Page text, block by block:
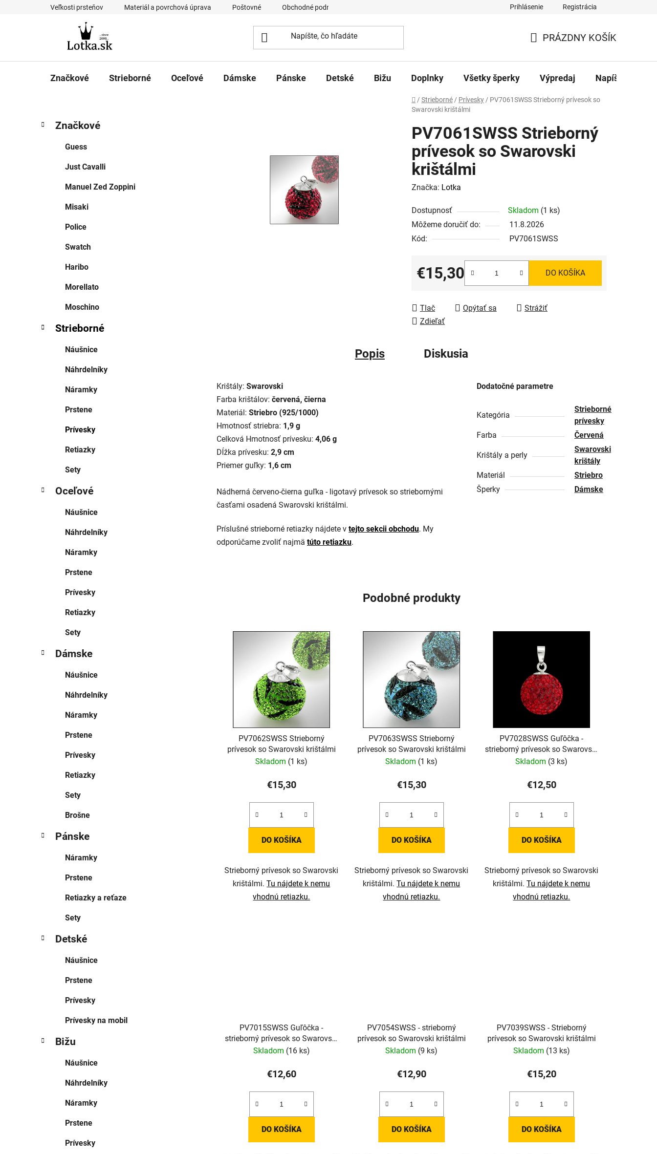
Veľkosti prsteňov Materiál a povrchová úprava Poštovné Obchodné podmienky Prihlásenie Registrácia
KOŠÍK
PRÁZDNY KOŠÍK
Značkové Strieborné Oceľové Dámske Pánske Detské Bižu Doplnky Všetky šperky Výpredaj Napíšte nám
Domov
/ Strieborné / Prívesky / PV7061SWSS Strieborný prívesok so
Swarovski krištálmi
B
kategórie
a
Značkové
Guess
Just Cavalli
Manuel Zed Zoppini
Misaki
Police
Swatch
Haribo
Morellato
Moschino
Strieborné
Náušnice
Náhrdelníky
Náramky
Prstene
Prívesky
Retiazky
Sety
Oceľové
Náušnice
Náhrdelníky
Náramky
Prstene
Prívesky
Retiazky
Sety
Dámske
Náušnice
Náhrdelníky
Náramky
Prstene
Prívesky
Retiazky
Sety
Brošne
Pánske
Náramky
Prstene
Retiazky a reťaze
Sety
Detské
Náušnice
Prstene
Prívesky
Prívesky na mobil
Bižu
Náušnice
Náhrdelníky
Náramky
Prstene
Prívesky
PV7061SWSS Strieborný
prívesok so Swarovski
krištálmi
Značka: Lotka
Dostupnosť Skladom (1 ks)
Môžeme doručiť do:
11.8.2026
Kód:
PV7061SWSS
€15,30
Jednotková cena:
DO KOŠÍKA
Tlač Opýtať sa
Strážiť
Zdieľať
Popis Diskusia
Krištály: Swarovski
Farba krištálov: červená, čierna
Materiál: Striebro (925/1000)
Hmotnosť striebra: 1,9 g
Celková Hmotnosť prívesku: 4,06 g
Dĺžka prívesku: 2,9 cm
Priemer guľky: 1,6 cm
Nádherná červeno-čierna guľka - ligotavý prívesok so striebornými
časťami osadená Swarovski krištálmi.
Príslušné strieborné retiazky nájdete v tejto sekcii obchodu. My
odporúčame zvoliť najmä túto retiazku.
Dodatočné parametre
Kategória
Strieborné
prívesky
Farba
Červená
Krištály a perly
Swarovski
krištály
Materiál
Striebro
Šperky
Dámske
Podobné produkty
PV7062SWSS Strieborný
prívesok so Swarovski krištálmi
Skladom (1 ks)
€15,30
DO KOŠÍKA
Strieborný prívesok so Swarovski
krištálmi.Tu nájdete k nemu
vhodnú retiazku.
PV7063SWSS Strieborný
prívesok so Swarovski krištálmi
Skladom (1 ks)
€15,30
DO KOŠÍKA
Strieborný prívesok so Swarovski
krištálmi.Tu nájdete k nemu
vhodnú retiazku.
PV7028SWSS Guľôčka -
strieborný prívesok so Swarovski
krištálmi
Skladom (3 ks)
€12,50
DO KOŠÍKA
Strieborný prívesok so Swarovski
krištálmi.Tu nájdete k nemu
vhodnú retiazku.
PV7015SWSS Guľôčka -
strieborný prívesok so Swarovski
kryštálmi
Skladom (16 ks)
€12,60
DO KOŠÍKA
PV7054SWSS - strieborný
prívesok so Swarovski krištálmi
Skladom (9 ks)
€12,90
DO KOŠÍKA
PV7039SWSS - Strieborný
prívesok so Swarovski krištálmi
Skladom (13 ks)
€15,20
DO KOŠÍKA